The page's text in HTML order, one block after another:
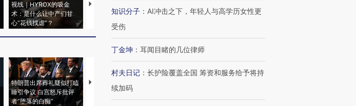
视线｜HYROX的吸金
术：是什么让中产们甘
心“花钱找虐”？
马航飞行员跨国走私7万
粒摇头丸 尿检体内含3种
度Z世代 用街头抗争将教
机”？难民潮撕裂西班牙
特朗普出席葬礼疑似打瞌
睡引争议 白宫怒斥批评
者“堕落的白痴”
韩国高温创百年纪录 当局
警告停止一切户外活动
的夏天
阿根廷3-0阿尔及利亚
知识分子 ： AI冲击之下，年轻人与高学历女性更
受伤
丁金坤 ： 耳闻目睹的几位律师
村夫日记 ： 长护险覆盖全国 筹资和服务给予将持
续加码